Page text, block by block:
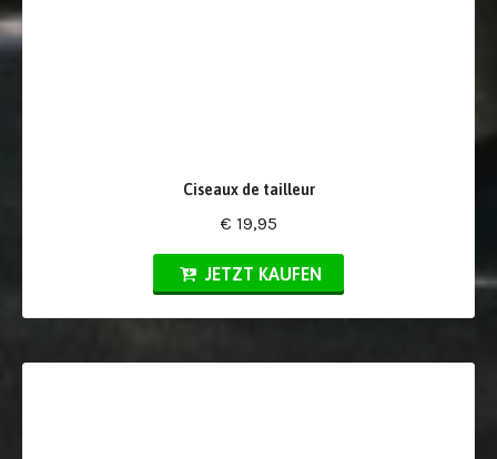
Ciseaux de tailleur
€ 19,95
JETZT KAUFEN